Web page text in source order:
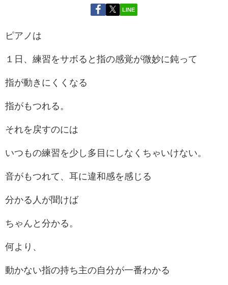
LINE
ピアノは
１日、練習をサボると指の感覚が微妙に鈍って
指が動きにくくなる
指がもつれる。
それを戻すのには
いつもの練習を少し多目にしなくちゃいけない。
音がもつれて、耳に違和感を感じる
分かる人が聞けば
ちゃんと分かる。
何より、
動かない指の持ち主の自分が一番わかる